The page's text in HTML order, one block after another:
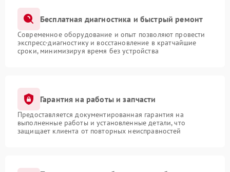
Бесплатная диагностика и быстрый ремонт
Современное оборудование и опыт позволяют провести
экспресс-диагностику и восстановление в кратчайшие
сроки, минимизируя время без устройства
Гарантия на работы и запчасти
Предоставляется документированная гарантия на
выполненные работы и установленные детали, что
защищает клиента от повторных неисправностей